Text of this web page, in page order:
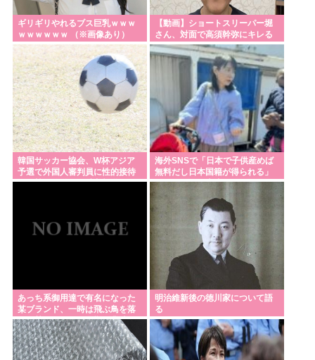
意と誤認」
刃物を持って中国大使館に侵入した自衛官、地裁で
動機明かす「中国の強硬な外交方針を変えさせるた
め」
西鉄、天神駅と薬院駅の駅構内で不審な音声が流れ
る 第三者が不正に流したか 福岡
Powered by livedoor 相互RSS
ギリギリやれるブス巨乳ｗｗｗ
ｗｗｗｗｗｗ （※画像あり）
【動画】ショートスリーパー堀
さん、対面で高須幹弥にキレる
韓国サッカー協会、W杯アジア
予選で外国人審判員に性的接待
か…韓国放送局が独占報道
海外SNSで「日本で子供産めば
無料だし日本国籍が得られる」
というデマが大流行してい
た…:・
あっち系御用達で有名になった
某ブランド、一時は飛ぶ鳥を落
とす勢いだったが今期の業績
は……
明治維新後の徳川家について語
る